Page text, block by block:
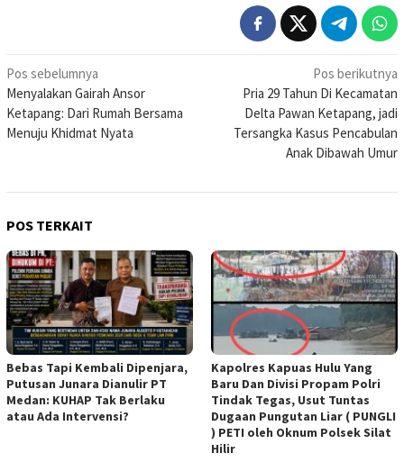
Navigasi
pos
Pos sebelumnya
Menyalakan Gairah Ansor
Ketapang: Dari Rumah Bersama
Menuju Khidmat Nyata
Pos berikutnya
Pria 29 Tahun Di Kecamatan
Delta Pawan Ketapang, jadi
Tersangka Kasus Pencabulan
Anak Dibawah Umur
POS TERKAIT
Bebas Tapi Kembali Dipenjara,
Putusan Junara Dianulir PT
Medan: KUHAP Tak Berlaku
atau Ada Intervensi?
Kapolres Kapuas Hulu Yang
Baru Dan Divisi Propam Polri
Tindak Tegas, Usut Tuntas
Dugaan Pungutan Liar ( PUNGLI
) PETI oleh Oknum Polsek Silat
Hilir